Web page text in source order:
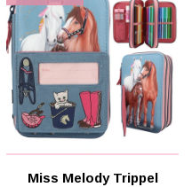
Miss Melody Trippel